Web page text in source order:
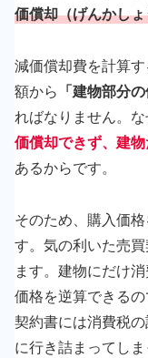
価償却（げんかし
減価償却費を計算
額から 「建物部分
ればなりません。な
価償却できず、建
あるからです。
そのため、購入価
す。気の利いた売
ます。建物にだけ
価格を逆算できる
契約書には消費税
に行き詰まってしま